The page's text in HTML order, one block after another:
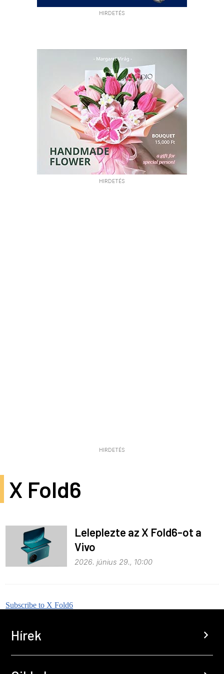
HIRDETÉS
HIRDETÉS
HIRDETÉS
X Fold6
Leleplezte az X Fold6-ot a
Vivo
2026. június 29., 10:00
Subscribe to X Fold6
Hírek chevron_right